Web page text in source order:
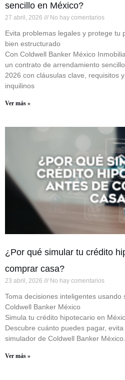
sencillo en México?
27 abril, 2026 No hay comentarios
Evita problemas legales y protege tu
bien estructurado
Con Coldwell Banker México
un contrato de arrendamiento
2026 con cláusulas clave, requisitos
inquilinos
Ver más »
¿Por qué simular tu crédito
comprar casa?
23 abril, 2026 No hay comentarios
Toma decisiones inteligentes usando
Coldwell Banker México
Simula tu crédito hipotecario en
Descubre cuánto puedes pagar,
simulador de Coldwell Banker México.
Ver más »